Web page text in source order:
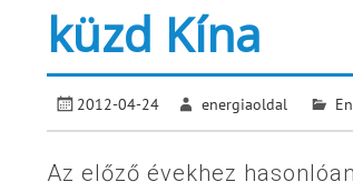
küzd Kína
2012-04-24 energiaoldal
Az előző évekhez